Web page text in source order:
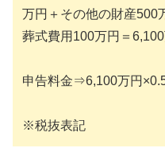
万円＋その他の財産500
葬式費用100万円＝6,100
申告料金⇒6,100万円
※税抜表記